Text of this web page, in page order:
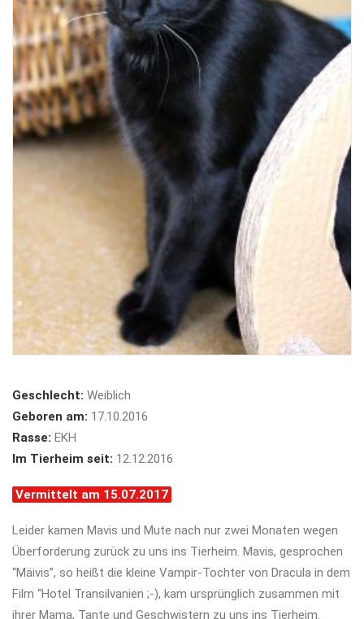
Geschlecht: Weiblich
Geboren am: 17.10.2016
Rasse: EKH
Im Tierheim seit: 12.12.2016
Vermittelt am 15.07.2017
Leider kamen Mavis und Mute nach nur zwei Monaten wegen
Überforderung zurück zu uns ins Tierheim. Mavis, gesprochen
“Mäivis”, so heißt die kleine Vampir-Tochter von Dracula in dem
Film “Hotel Transilvanien ;-), kam ursprünglich zusammen mit
ihrer Mama, Tante und Geschwistern zu uns ins Tierheim.